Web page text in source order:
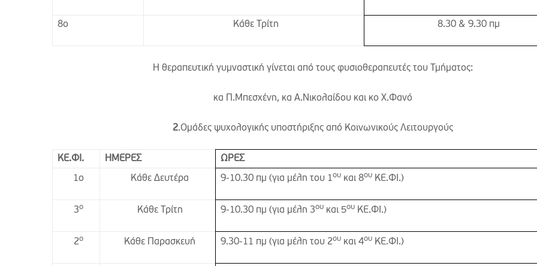
8ο Κάθε Τρίτη 8.30 & 9.30 πμ
Η θεραπευτική γυμναστική γίνεται από τους φυσιοθεραπευτές του Τμήματος:
κα Π.Μπεσχένη, κα Α.Νικολαίδου και κο Χ.Φανό
2.Ομάδες ψυχολογικής υποστήριξης από Κοινωνικούς Λειτουργούς
ΚΕ.ΦΙ. ΗΜΕΡΕΣ ΩΡΕΣ
1ο Κάθε Δευτέρα 9-10.30 πμ (για μέλη του 1ουκαι 8ουΚΕ.ΦΙ.)
3ο Κάθε Τρίτη 9-10.30 πμ (για μέλη 3ουκαι 5ουΚΕ.ΦΙ.)
2ο Κάθε Παρασκευή 9.30-11 πμ (για μέλη του 2ουκαι 4ουΚΕ.ΦΙ.)